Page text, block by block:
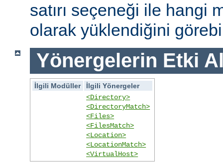
satırı seçeneği ile hangi
olarak yüklendiğini
Yönergelerin Etki
İlgili Modüller
İlgili Yönergeler
<Directory>
<DirectoryMatch>
<Files>
<FilesMatch>
<Location>
<LocationMatch>
<VirtualHost>